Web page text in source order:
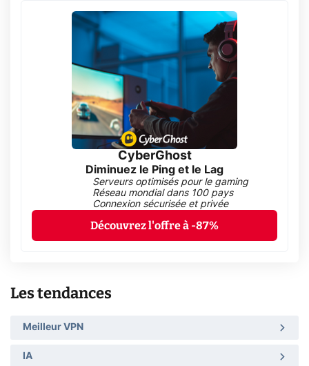
CyberGhost
Diminuez le Ping et le Lag
Serveurs optimisés pour le gaming
Réseau mondial dans 100 pays
Connexion sécurisée et privée
Découvrez l'offre à -87%
Les tendances
Meilleur VPN
IA